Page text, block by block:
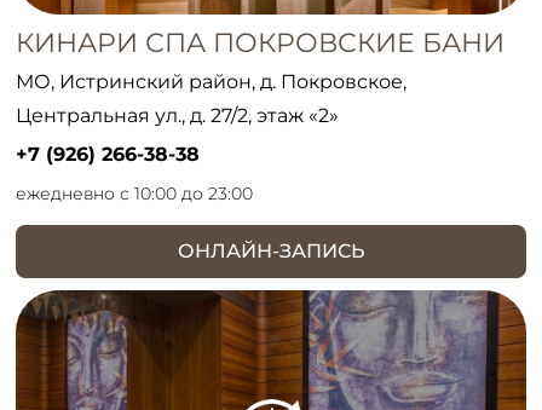
КИНАРИ СПА ПОКРОВСКИЕ БАНИ
МО, Истринский район, д. Покровское,
Центральная ул., д. 27/2, этаж «2»
+7 (926) 266-38-38
ежедневно с 10:00 до 23:00
ОНЛАЙН-ЗАПИСЬ